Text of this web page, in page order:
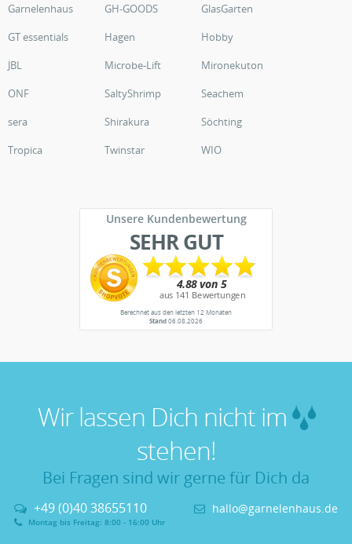
Garnelenhaus
GH-GOODS
GlasGarten
GT essentials
Hagen
Hobby
JBL
Microbe-Lift
Mironekuton
ONF
SaltyShrimp
Seachem
sera
Shirakura
Söchting
Tropica
Twinstar WIO
Unsere Kundenbewertung
SEHR GUT
Berechnet aus den letzten 12 Monaten
Stand06.08.2026
Wir lassen Dich nicht im
stehen!
Bei Fragen sind wir gerne für Dich da
+49 (0)40 38655110
Montag bis Freitag: 8:00 - 16:00 Uhr
hallo@garnelenhaus.de